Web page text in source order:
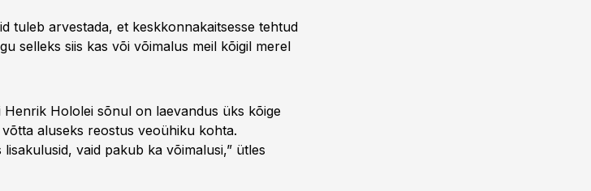
tuleb arvestada, et keskkonnakaitsesse tehtud
selleks siis kas või võimalus meil kõigil merel
Hololei sõnul on laevandus üks kõige
aluseks reostus veoühiku kohta.
vaid pakub ka võimalusi,” ütles